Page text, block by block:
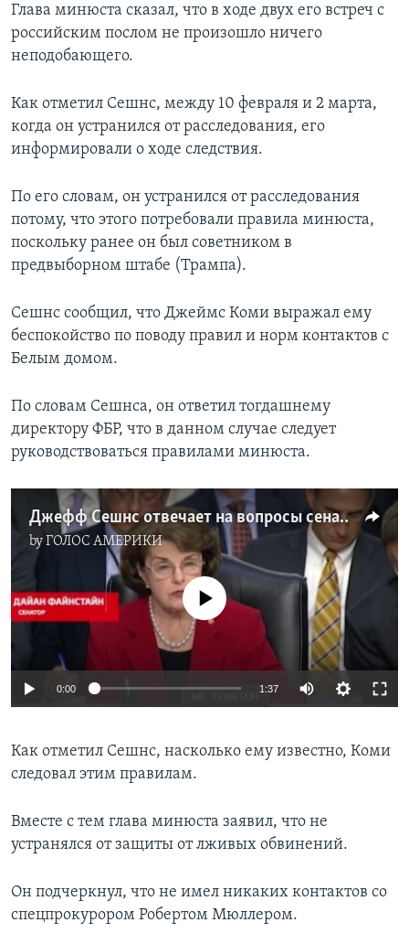
Глава минюста сказал, что в ходе двух его встреч с
российским послом не произошло ничего
неподобающего.
Как отметил Сешнс, между 10 февраля и 2 марта,
когда он устранился от расследования, его
информировали о ходе следствия.
По его словам, он устранился от расследования
потому, что этого потребовали правила минюста,
поскольку ранее он был советником в
предвыборном штабе (Трампа).
Сешнс сообщил, что Джеймс Коми выражал ему
беспокойство по поводу правил и норм контактов с
Белым домом.
По словам Сешнса, он ответил тогдашнему
директору ФБР, что в данном случае следует
руководствоваться правилами минюста.
Джефф Сешнс отвечает на вопросы сенатора Дайан Файнстайн
byГОЛОС АМЕРИКИ
No media source currently available
0:00 1:37
Как отметил Сешнс, насколько ему известно, Коми
следовал этим правилам.
Вместе с тем глава минюста заявил, что не
устранялся от защиты от лживых обвинений.
Он подчеркнул, что не имел никаких контактов со
спецпрокурором Робертом Мюллером.